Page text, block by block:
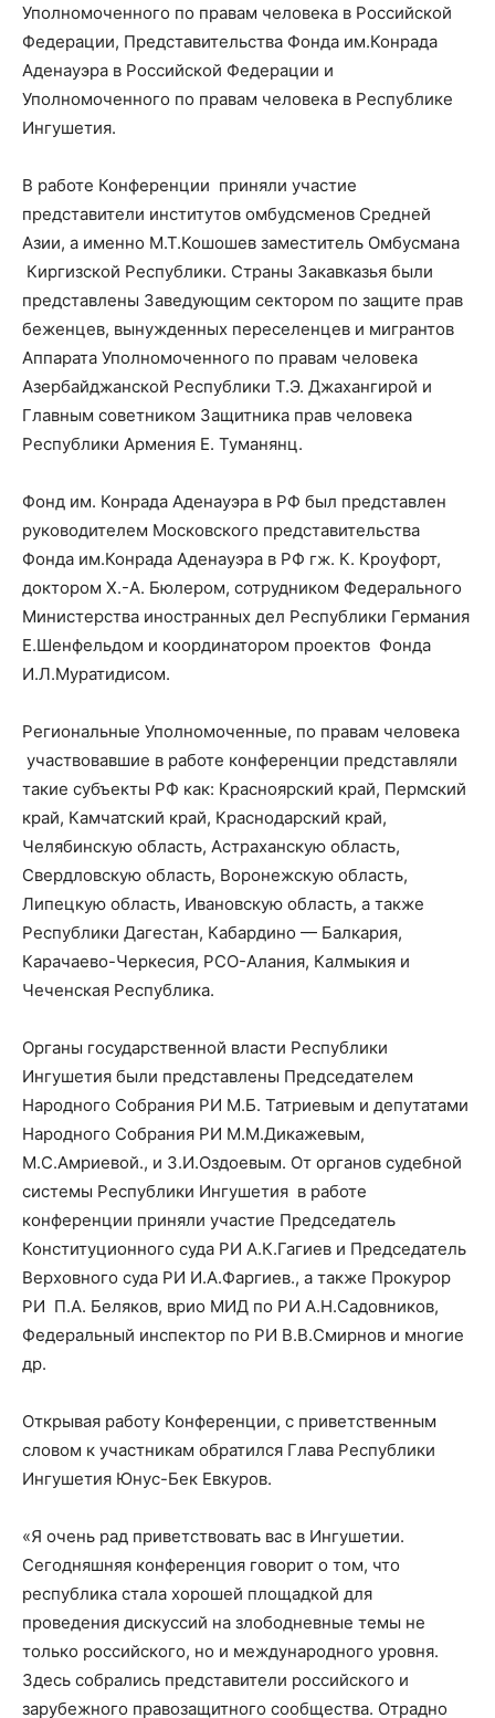
Уполномоченного по правам человека в Российской
Федерации, Представительства Фонда им.Конрада
Аденауэра в Российской Федерации и
Уполномоченного по правам человека в Республике
Ингушетия.
В работе Конференции приняли участие
представители институтов омбудсменов Средней
Азии, а именно М.Т.Кошошев заместитель Омбусмана
Киргизской Республики. Страны Закавказья были
представлены Заведующим сектором по защите прав
беженцев, вынужденных переселенцев и мигрантов
Аппарата Уполномоченного по правам человека
Азербайджанской Республики Т.Э. Джахангирой и
Главным советником Защитника прав человека
Республики Армения Е. Туманянц.
Фонд им. Конрада Аденауэра в РФ был представлен
руководителем Московского представительства
Фонда им.Конрада Аденауэра в РФ гж. К. Кроуфорт,
доктором Х.-А. Бюлером, сотрудником Федерального
Министерства иностранных дел Республики Германия
Е.Шенфельдом и координатором проектов Фонда
И.Л.Муратидисом.
Региональные Уполномоченные, по правам человека
участвовавшие в работе конференции представляли
такие субъекты РФ как: Красноярский край, Пермский
край, Камчатский край, Краснодарский край,
Челябинскую область, Астраханскую область,
Свердловскую область, Воронежскую область,
Липецкую область, Ивановскую область, а также
Республики Дагестан, Кабардино — Балкария,
Карачаево-Черкесия, РСО-Алания, Калмыкия и
Чеченская Республика.
Органы государственной власти Республики
Ингушетия были представлены Председателем
Народного Собрания РИ М.Б. Татриевым и депутатами
Народного Собрания РИ М.М.Дикажевым,
М.С.Амриевой., и З.И.Оздоевым. От органов судебной
системы Республики Ингушетия в работе
конференции приняли участие Председатель
Конституционного суда РИ А.К.Гагиев и Председатель
Верховного суда РИ И.А.Фаргиев., а также Прокурор
РИ П.А. Беляков, врио МИД по РИ А.Н.Садовников,
Федеральный инспектор по РИ В.В.Смирнов и многие
др.
Открывая работу Конференции, с приветственным
словом к участникам обратился Глава Республики
Ингушетия Юнус-Бек Евкуров.
«Я очень рад приветствовать вас в Ингушетии.
Сегодняшняя конференция говорит о том, что
республика стала хорошей площадкой для
проведения дискуссий на злободневные темы не
только российского, но и международного уровня.
Здесь собрались представители российского и
зарубежного правозащитного сообщества. Отрадно